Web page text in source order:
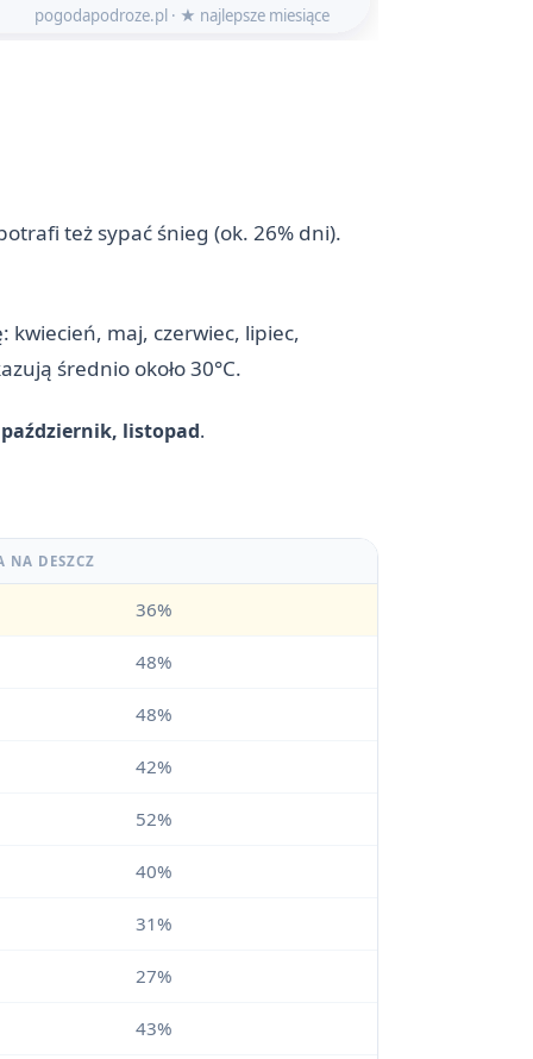
też sypać śnieg (ok. 26% dni).
kwiecień, maj, czerwiec, lipiec,
średnio około 30°C.
listopad.
NA DESZCZ
36%
48%
48%
42%
52%
40%
31%
27%
43%